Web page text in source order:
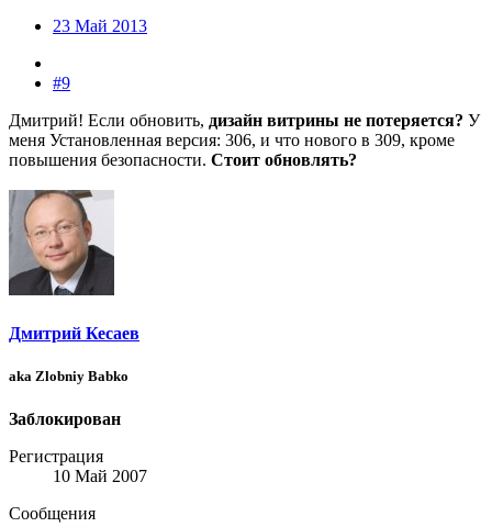
23 Май 2013
#9
Дмитрий! Если обновить, дизайн витрины не потеряется? У
меня Установленная версия: 306, и что нового в 309, кроме
повышения безопасности. Стоит обновлять?
Дмитрий Кесаев
aka Zlobniy Babko
Заблокирован
Регистрация
10 Май 2007
Сообщения